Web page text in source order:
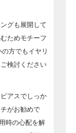
グも展開して
ためモチーフ
方でもイヤリ
検討ください
アスでしっか
がお勧めで
時の心配を解